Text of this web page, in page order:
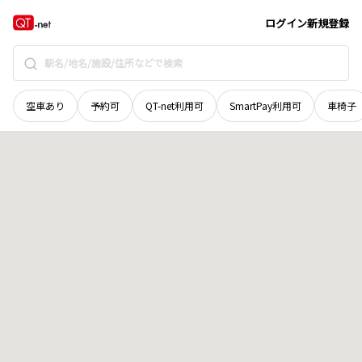
ログイン新規登録
空車あり 予約可 QT-net利用可 SmartPay利用可 車椅子
新潟県